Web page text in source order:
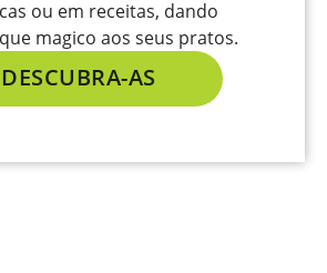
ou em receitas, dando
magico aos seus pratos.
DESCUBRA-AS